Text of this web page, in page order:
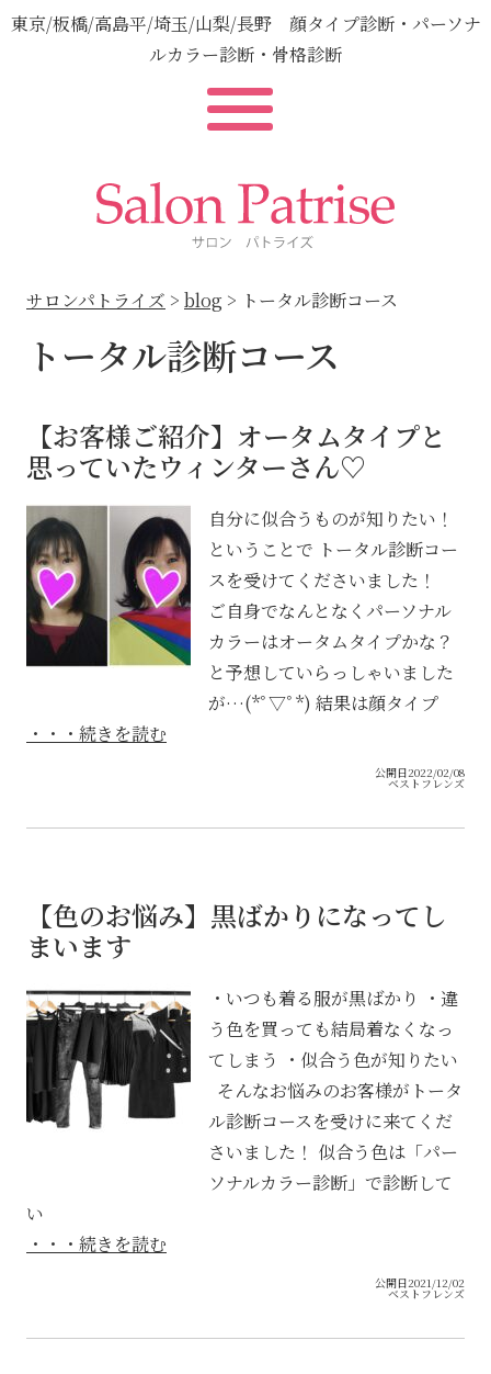
東京/板橋/高島平/埼玉/山梨/長野 顔タイプ診断・パーソナ
ルカラー診断・骨格診断
サロンパトライズ > blog > トータル診断コース
トータル診断コース
【お客様ご紹介】オータムタイプと
思っていたウィンターさん♡
自分に似合うものが知りたい！
ということで トータル診断コー
スを受けてくださいました！
ご自身でなんとなくパーソナル
カラーはオータムタイプかな？
と予想していらっしゃいました
が…(*ﾟ▽ﾟ*) 結果は顔タイプ
・・・続きを読む
公開日2022/02/08
ベストフレンズ
【色のお悩み】黒ばかりになってし
まいます
・いつも着る服が黒ばかり ・違
う色を買っても結局着なくなっ
てしまう ・似合う色が知りたい
そんなお悩みのお客様がトータ
ル診断コースを受けに来てくだ
さいました！ 似合う色は「パー
ソナルカラー診断」で診断して
い
・・・続きを読む
公開日2021/12/02
ベストフレンズ